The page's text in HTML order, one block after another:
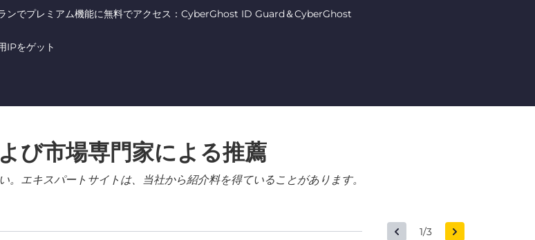
ンでプレミアム機能に無料でアクセス：CyberGhost ID Guard＆CyberGhost
IPをゲット
び市場専門家による推薦
。エキスパートサイトは、当社から紹介料を得ていることがあります。
1/3